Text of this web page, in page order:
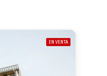
EN VENTA